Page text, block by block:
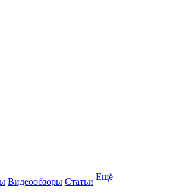
Видеообзоры Статьи Ещё